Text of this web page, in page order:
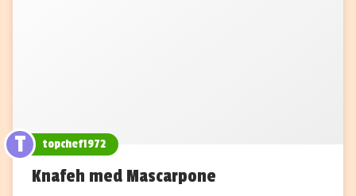
T topchef1972
Knafeh med Mascarpone